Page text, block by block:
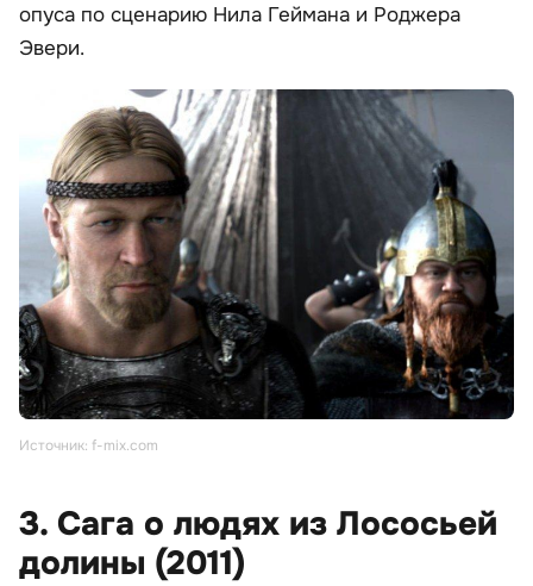
опуса по сценарию Нила Геймана и Роджера
Эвери.
Источник: f-mix.com
3. Сага о людях из Лососьей
долины (2011)